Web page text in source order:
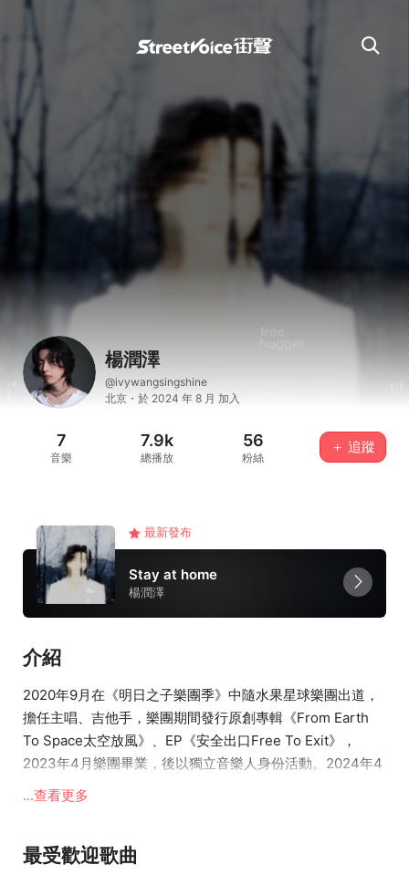
楊潤澤
@ivywangsingshine
北京・於 2024 年 8 月 加入
7
音樂
7.9k
總播放
56
粉絲
＋ 追蹤
最新發布
Stay at home
楊潤澤
介紹
2020年9月在《明日之子樂團季》中隨水果星球樂團出道，
擔任主唱、吉他手，樂團期間發行原創專輯《From Earth
To Space太空放風》、EP《安全出口Free To Exit》，
2023年4月樂團畢業，後以獨立音樂人身份活動。2024年4
月26日發行首張個人專輯《於是我抱住一棵樹》。
...查看更多
最受歡迎歌曲